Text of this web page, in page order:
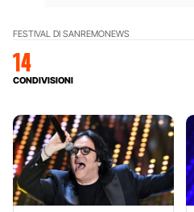
FESTIVAL DI SANREMONEWS
14
CONDIVISIONI